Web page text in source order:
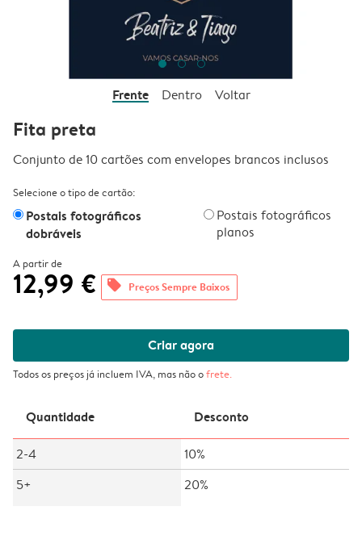
Frente Dentro Voltar
Fita preta
Conjunto de 10 cartões com envelopes brancos inclusos
Selecione o tipo de cartão:
Postais fotográficos
dobráveis
Postais fotográficos
planos
A partir de
12,99 € offers Preços Sempre Baixos
Criar agora
Todos os preços já incluem IVA, mas não ofrete.
Quantidade Desconto
2-4
10%
5+
20%